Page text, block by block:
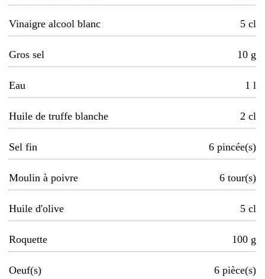
Vinaigre alcool blanc 5 cl
Gros sel 10 g
Eau 1 l
Huile de truffe blanche 2 cl
Sel fin 6 pincée(s)
Moulin à poivre 6 tour(s)
Huile d'olive 5 cl
Roquette 100 g
Oeuf(s) 6 pièce(s)